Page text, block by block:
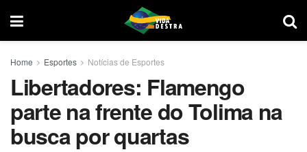
Home Esportes Notícias de Esportes
Libertadores: Flamengo
parte na frente do Tolima na
busca por quartas